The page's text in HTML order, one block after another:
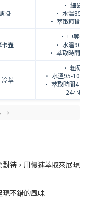
掛
• 細研磨
• 水溫85-
• 萃取時間2-
壺
• 中等研
• 水溫90-
• 萃取時間
萃
• 粗研磨
• 水溫95-
• 萃取時間4-5
24小時
待，用慢速萃取來展現
現不錯的風味